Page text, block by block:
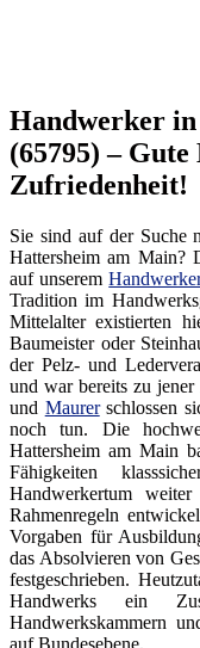
Handwerker
(65795) –
Zufriedenheit!
Sie sind auf der Suche
Hattersheim am Main?
auf unserem
Tradition im
Mittelalter existierten
Baumeister oder
der Pelz- und
und war bereits zu
und Maurerschlossen
noch tun. Die
Hattersheim am Main
Fähigkeiten
Handwerkertum
Rahmenregeln
Vorgaben für
das Absolvieren von
festgeschrieben.
Handwerks ein
Handwerkskammern
auf Bundesebene.